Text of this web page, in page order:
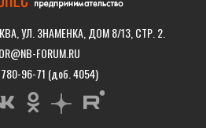
УЛ. ЗНАМЕНКА, ДОМ 8/13, СТР. 2.
FORUM.RU
96-71 (доб. 4054)